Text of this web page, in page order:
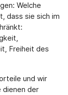
Welche
dass sie sich im
Freiheit des
und wir
dienen der